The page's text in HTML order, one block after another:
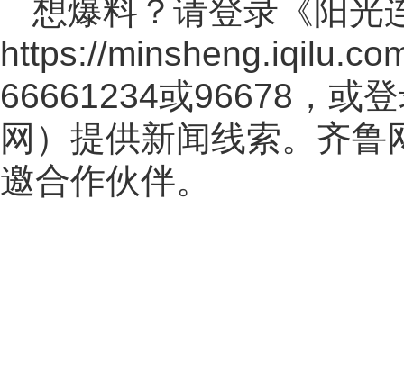
想爆料？请登录《阳光
https://
66661234或96678，或
网 ）提供新闻线索。齐鲁
邀合作伙伴。